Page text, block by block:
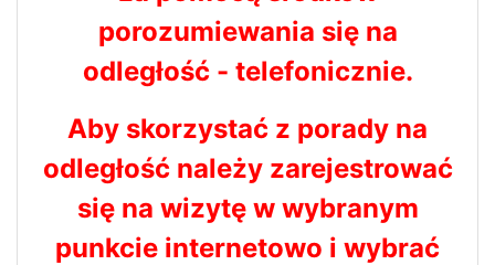
porozumiewania się na
odległość - telefonicznie.
Aby skorzystać z porady na
odległość należy zarejestrować
się na wizytę w wybranym
punkcie internetowo i wybrać